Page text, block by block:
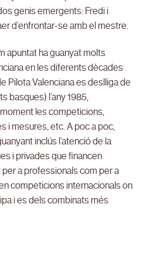
genis emergents: Fredi i
d’enfrontar-se amb el mestre.
apuntat ha guanyat molts
en les diferents dècades
Pilota Valenciana es deslliga de
basques) l’any 1985,
les competicions,
i mesures, etc. A poc a poc,
inclús l’atenció de la
i privades que financen
per a professionals com per a
competicions internacionals on
i es dels combinats més